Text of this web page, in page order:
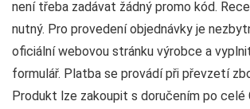
není třeba zadávat žádný promo kód.
nutný. Pro provedení objednávky je
oficiální webovou stránku výrobce a
formulář. Platba se provádí při převzetí
Produkt lze zakoupit s doručením po celé